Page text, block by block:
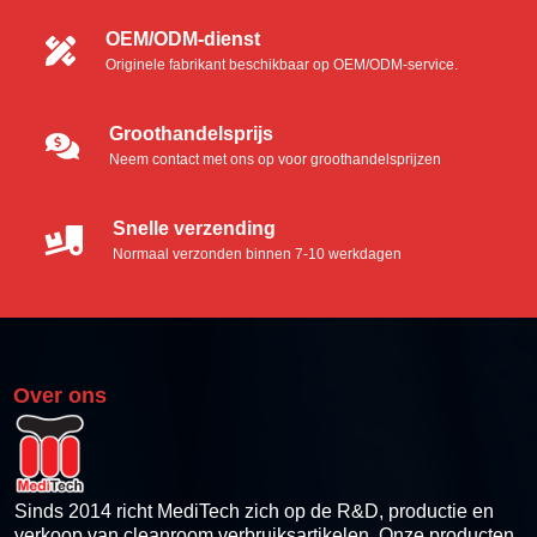
Microvezel wattenstaafjes
Polyester wattenstaafjes
Reinigingsset voor thermische printers
Thermische Pinter Reinigingskaart
Reinigingsdoekjes voor thermische printers
Thermische printkop reinigingspen
OEM/ODM-dienst
Originele fabrikant beschikbaar op OEM/ODM-service.
Groothandelsprijs
Neem contact met ons op voor groothandelsprijzen
Snelle verzending
Normaal verzonden binnen 7-10 werkdagen
Over ons
Sinds 2014 richt MediTech zich op de R&D, productie en